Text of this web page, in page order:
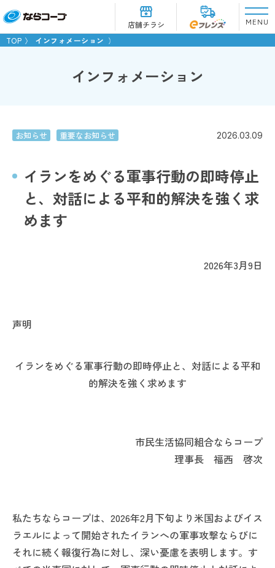
店舗チラシ
MENU
TOP
インフォメーション
インフォメーション
お知らせ 重要なお知らせ 2026.03.09
イランをめぐる軍事行動の即時停止
と、対話による平和的解決を強く求
めます
2026年3月9日
声明
イランをめぐる軍事行動の即時停止と、対話による平和
的解決を強く求めます
市民生活協同組合ならコープ
理事長 福西 啓次
私たちならコープは、2026年2月下旬より米国およびイス
ラエルによって開始されたイランへの軍事攻撃ならびに
それに続く報復行為に対し、深い憂慮を表明します。す